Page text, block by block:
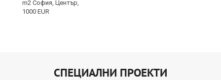
СПЕЦИАЛНИ ПРОЕКТИ